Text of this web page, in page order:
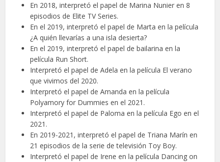
En 2018, interpretó el papel de Marina Nunier en 8
episodios de Elite TV Series.
En el 2019, interpretó el papel de Marta en la película
¿A quién llevarías a una isla desierta?
En el 2019, interpretó el papel de bailarina en la
película Run Short.
Interpretó el papel de Adela en la película El verano
que vivimos del 2020.
Interpretó el papel de Amanda en la película
Polyamory for Dummies en el 2021.
Interpretó el papel de Paloma en la película Ego en el
2021.
En 2019-2021, interpretó el papel de Triana Marín en
21 episodios de la serie de televisión Toy Boy.
Interpretó el papel de Irene en la película Dancing on